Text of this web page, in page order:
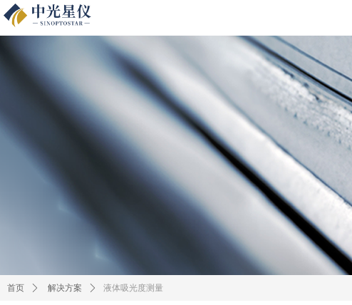
首页 ꄲ 解决方案 ꄲ 液体吸光度测量